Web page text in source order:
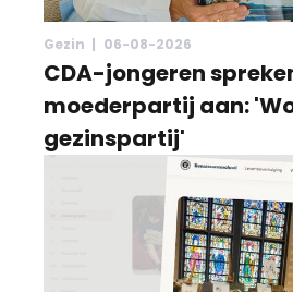
Gezin | 06-08-2026
CDA-jongeren
moederpartij aan:
gezinspartij'